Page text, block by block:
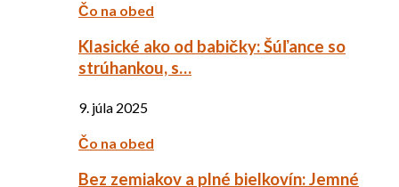
Čo na obed
Klasické ako od babičky: Šúľance so
strúhankou, s…
9. júla 2025
Čo na obed
Bez zemiakov a plné bielkovín: Jemné